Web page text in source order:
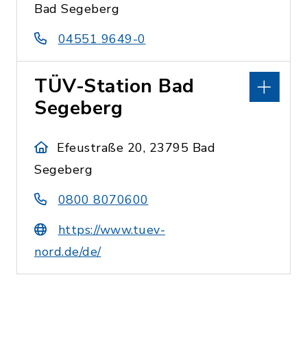
Bad Segeberg
04551 9649-0
TÜV-Station Bad
Segeberg
Efeustraße 20, 23795 Bad
Segeberg
0800 8070600
https://www.tuev-
nord.de/de/